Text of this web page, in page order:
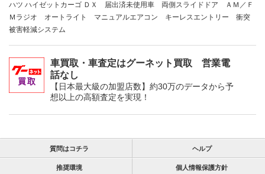
ハツ ハイゼットカーゴ ＤＸ 届出済未使用車 両側スライドドア ＡＭ／Ｆ
Ｍラジオ オートライト マニュアルエアコン キーレスエントリー 衝突
被害軽減システム
車買取・車査定はグーネット買取 営業電
話なし
【日本最大級の加盟店数】約30万のデータから予
想以上の高額査定を実現！
質問はコチラ ヘルプ
推奨環境 個人情報保護方針